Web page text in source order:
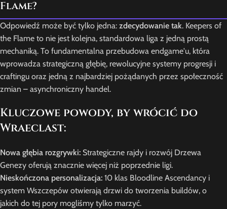
Flame?
Odpowiedź może być tylko jedna: zdecydowanie tak. Keepers of
the Flame to nie jest kolejna, standardowa liga z jedną prostą
mechaniką. To fundamentalna przebudowa endgame'u, która
wprowadza strategiczną głębię, rewolucyjne systemy progresji i
craftingu oraz jedną z najbardziej pożądanych przez społeczność
zmian – asynchroniczny handel.
Kluczowe powody, by wrócić do
Wraeclast:
Nowa głębia rozgrywki: Strategiczne rajdy i rozwój Drzewa
Genezy oferują znacznie więcej niż poprzednie ligi.
Nieskończona personalizacja: 10 klas Bloodline Ascendancy i
system Wszczepów otwierają drzwi do tworzenia buildów, o
jakich do tej pory mogliśmy tylko marzyć.